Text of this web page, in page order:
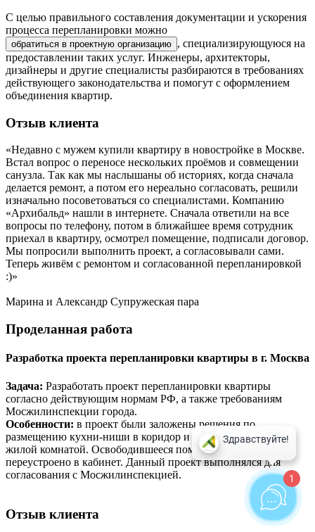
С целью правильного составления документации и ускорения
процесса перепланировки можно
обратиться в проектную организацию , специализирующуюся на
предоставлении таких услуг. Инженеры, архитекторы,
дизайнеры и другие специалисты разбираются в требованиях
действующего законодательства и помогут с оформлением
объединения квартир.
Отзыв клиента
«Недавно с мужем купили квартиру в новостройке в Москве.
Встал вопрос о переносе нескольких проёмов и совмещении
санузла. Так как мы наслышаны об историях, когда сначала
делается ремонт, а потом его нереально согласовать, решили
изначально посоветоваться со специалистами. Компанию
«Архибальд» нашли в интернете. Сначала ответили на все
вопросы по телефону, потом в ближайшее время сотрудник
приехал в квартиру, осмотрел помещение, подписали договор.
Мы попросили выполнить проект, а согласовывали сами.
Теперь живём с ремонтом и согласованной перепланировкой
:)»
Марина и Александр Супружеская пара
Проделанная работа
Разработка проекта перепланировки квартиры в г. Москва
Задача: Разработать проект перепланировки квартиры
согласно действующим нормам РФ, а также требованиям
Мосжилинспекции города.
Особенности: в проект были заложены решения по
размещению кухни-ниши в коридор и объединение ее с
жилой комнатой. Освободившееся помещение кухни было
переустроено в кабинет. Данный проект выполнялся для
согласования с Мосжилинспекцией.
Отзыв клиента
1